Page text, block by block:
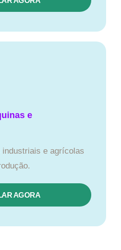
e
e agrícolas
AGORA